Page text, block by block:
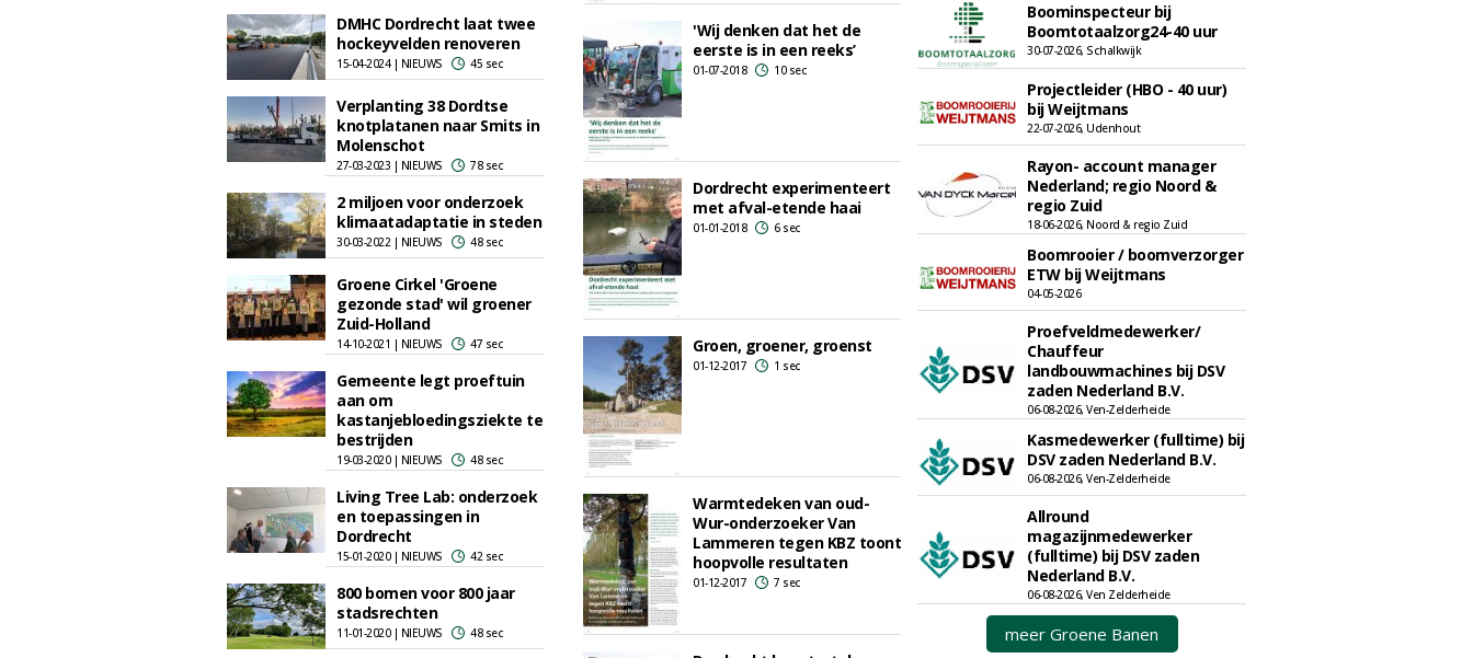
DMHC Dordrecht laat twee
hockeyvelden renoveren
15-04-2024 | NIEUWS 45 sec
Verplanting 38 Dordtse
knotplatanen naar Smits in
Molenschot
27-03-2023 | NIEUWS 78 sec
2 miljoen voor onderzoek
klimaatadaptatie in steden
30-03-2022 | NIEUWS 48 sec
Groene Cirkel 'Groene
gezonde stad' wil groener
Zuid-Holland
14-10-2021 | NIEUWS 47 sec
Gemeente legt proeftuin
aan om
kastanjebloedingsziekte te
bestrijden
19-03-2020 | NIEUWS 48 sec
Living Tree Lab: onderzoek
en toepassingen in
Dordrecht
15-01-2020 | NIEUWS 42 sec
800 bomen voor 800 jaar
stadsrechten
11-01-2020 | NIEUWS 48 sec
'Wij denken dat het de
eerste is in een reeks’
01-07-2018 10 sec
Dordrecht experimenteert
met afval-etende haai
01-01-2018 6 sec
Groen, groener, groenst
01-12-2017 1 sec
Warmtedeken van oud-
Wur-onderzoeker Van
Lammeren tegen KBZ toont
hoopvolle resultaten
01-12-2017 7 sec
Boominspecteur bij
Boomtotaalzorg24-40 uur
30-07-2026, Schalkwijk
Projectleider (HBO - 40 uur)
bij Weijtmans
22-07-2026, Udenhout
Rayon- account manager
Nederland; regio Noord &
regio Zuid
18-06-2026, Noord & regio Zuid
Boomrooier / boomverzorger
ETW bij Weijtmans
04-05-2026
Proefveldmedewerker/
Chauffeur
landbouwmachines bij DSV
zaden Nederland B.V.
06-08-2026, Ven-Zelderheide
Kasmedewerker (fulltime) bij
DSV zaden Nederland B.V.
06-08-2026, Ven-Zelderheide
Allround
magazijnmedewerker
(fulltime) bij DSV zaden
Nederland B.V.
06-08-2026, Ven Zelderheide
meer Groene Banen